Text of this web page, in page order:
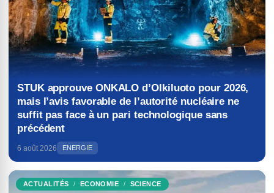
STUK approuve ONKALO d’Olkiluoto pour 2026,
mais l’avis favorable de l’autorité nucléaire ne
suffit pas face à un pari technologique sans
précédent
6 août 2026 ENERGIE
ACTUALITÉS ECONOMIE SCIENCE